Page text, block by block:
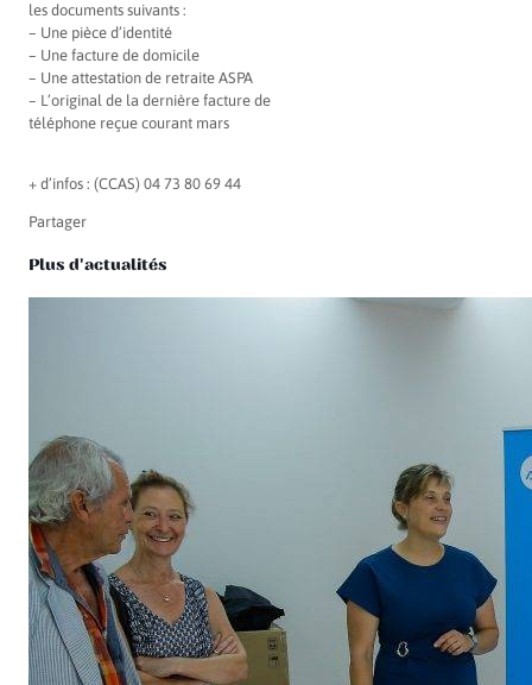
les documents suivants :
– Une pièce d’identité
– Une facture de domicile
– Une attestation de retraite ASPA
– L’original de la dernière facture de
téléphone reçue courant mars
+ d’infos : (CCAS) 04 73 80 69 44
Partager
Plus d'actualités